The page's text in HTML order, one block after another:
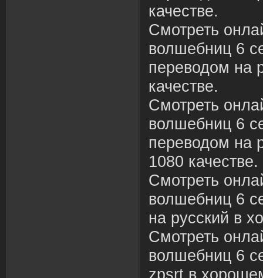
качестве.
Смотреть
волшебниц 6
переводом на
качестве.
Смотреть
волшебниц 6
переводом на
1080 качестве.
Смотреть
волшебниц 6
на русский в
Смотреть
волшебниц 6